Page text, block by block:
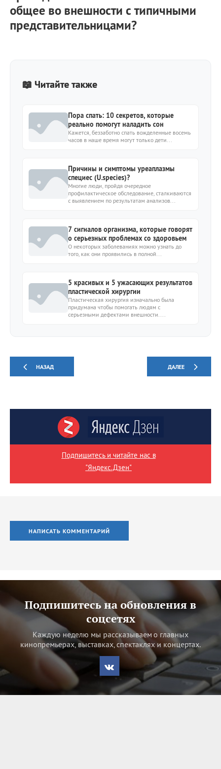
общее во внешности с типичными
представительницами?
📖 Читайте также
Пора спать: 10 секретов, которые
реально помогут наладить сон
Кажется, беззаботно спать вожделенные восемь
часов в наше время могут только дети...
Причины и симптомы уреаплазмы
специес (U.species)?
Многие люди, пройдя очередное
профилактическое обследование, сталкиваются
с выявлением по результатам анализов...
7 сигналов организма, которые говорят
о серьезных проблемах со здоровьем
О некоторых заболеваниях можно узнать до
того, как они проявились в полной...
5 красивых и 5 ужасающих результатов
пластической хирургии
Пластическая хирургия изначально была
придумана чтобы помогать людям с
серьезными дефектами внешности....
НАЗАД ДАЛЕЕ
Подпишитесь и читайте нас в
"Яндекс.Дзен"
НАПИСАТЬ КОММЕНТАРИЙ
Подпишитесь на обновления в
соцсетях
Каждую неделю мы рассказываем о главных
кинопремьерах, выставках, спектаклях и концертах.